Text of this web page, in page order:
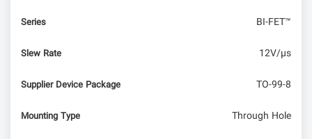
Series BI-FET™
Slew Rate 12V/µs
Supplier Device Package TO-99-8
Mounting Type Through Hole